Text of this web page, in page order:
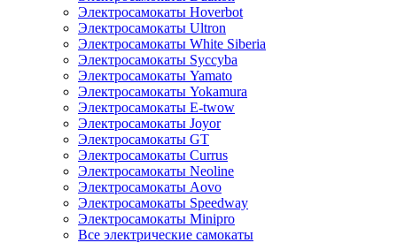
Электросамокаты Hoverbot
Электросамокаты Ultron
Электросамокаты White Siberia
Электросамокаты Syccyba
Электросамокаты Yamato
Электросамокаты Yokamura
Электросамокаты E-twow
Электросамокаты Joyor
Электросамокаты GT
Электросамокаты Currus
Электросамокаты Neoline
Электросамокаты Aovo
Электросамокаты Speedway
Электросамокаты Minipro
Все электрические самокаты